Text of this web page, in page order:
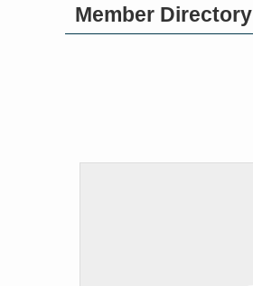
Member Directory